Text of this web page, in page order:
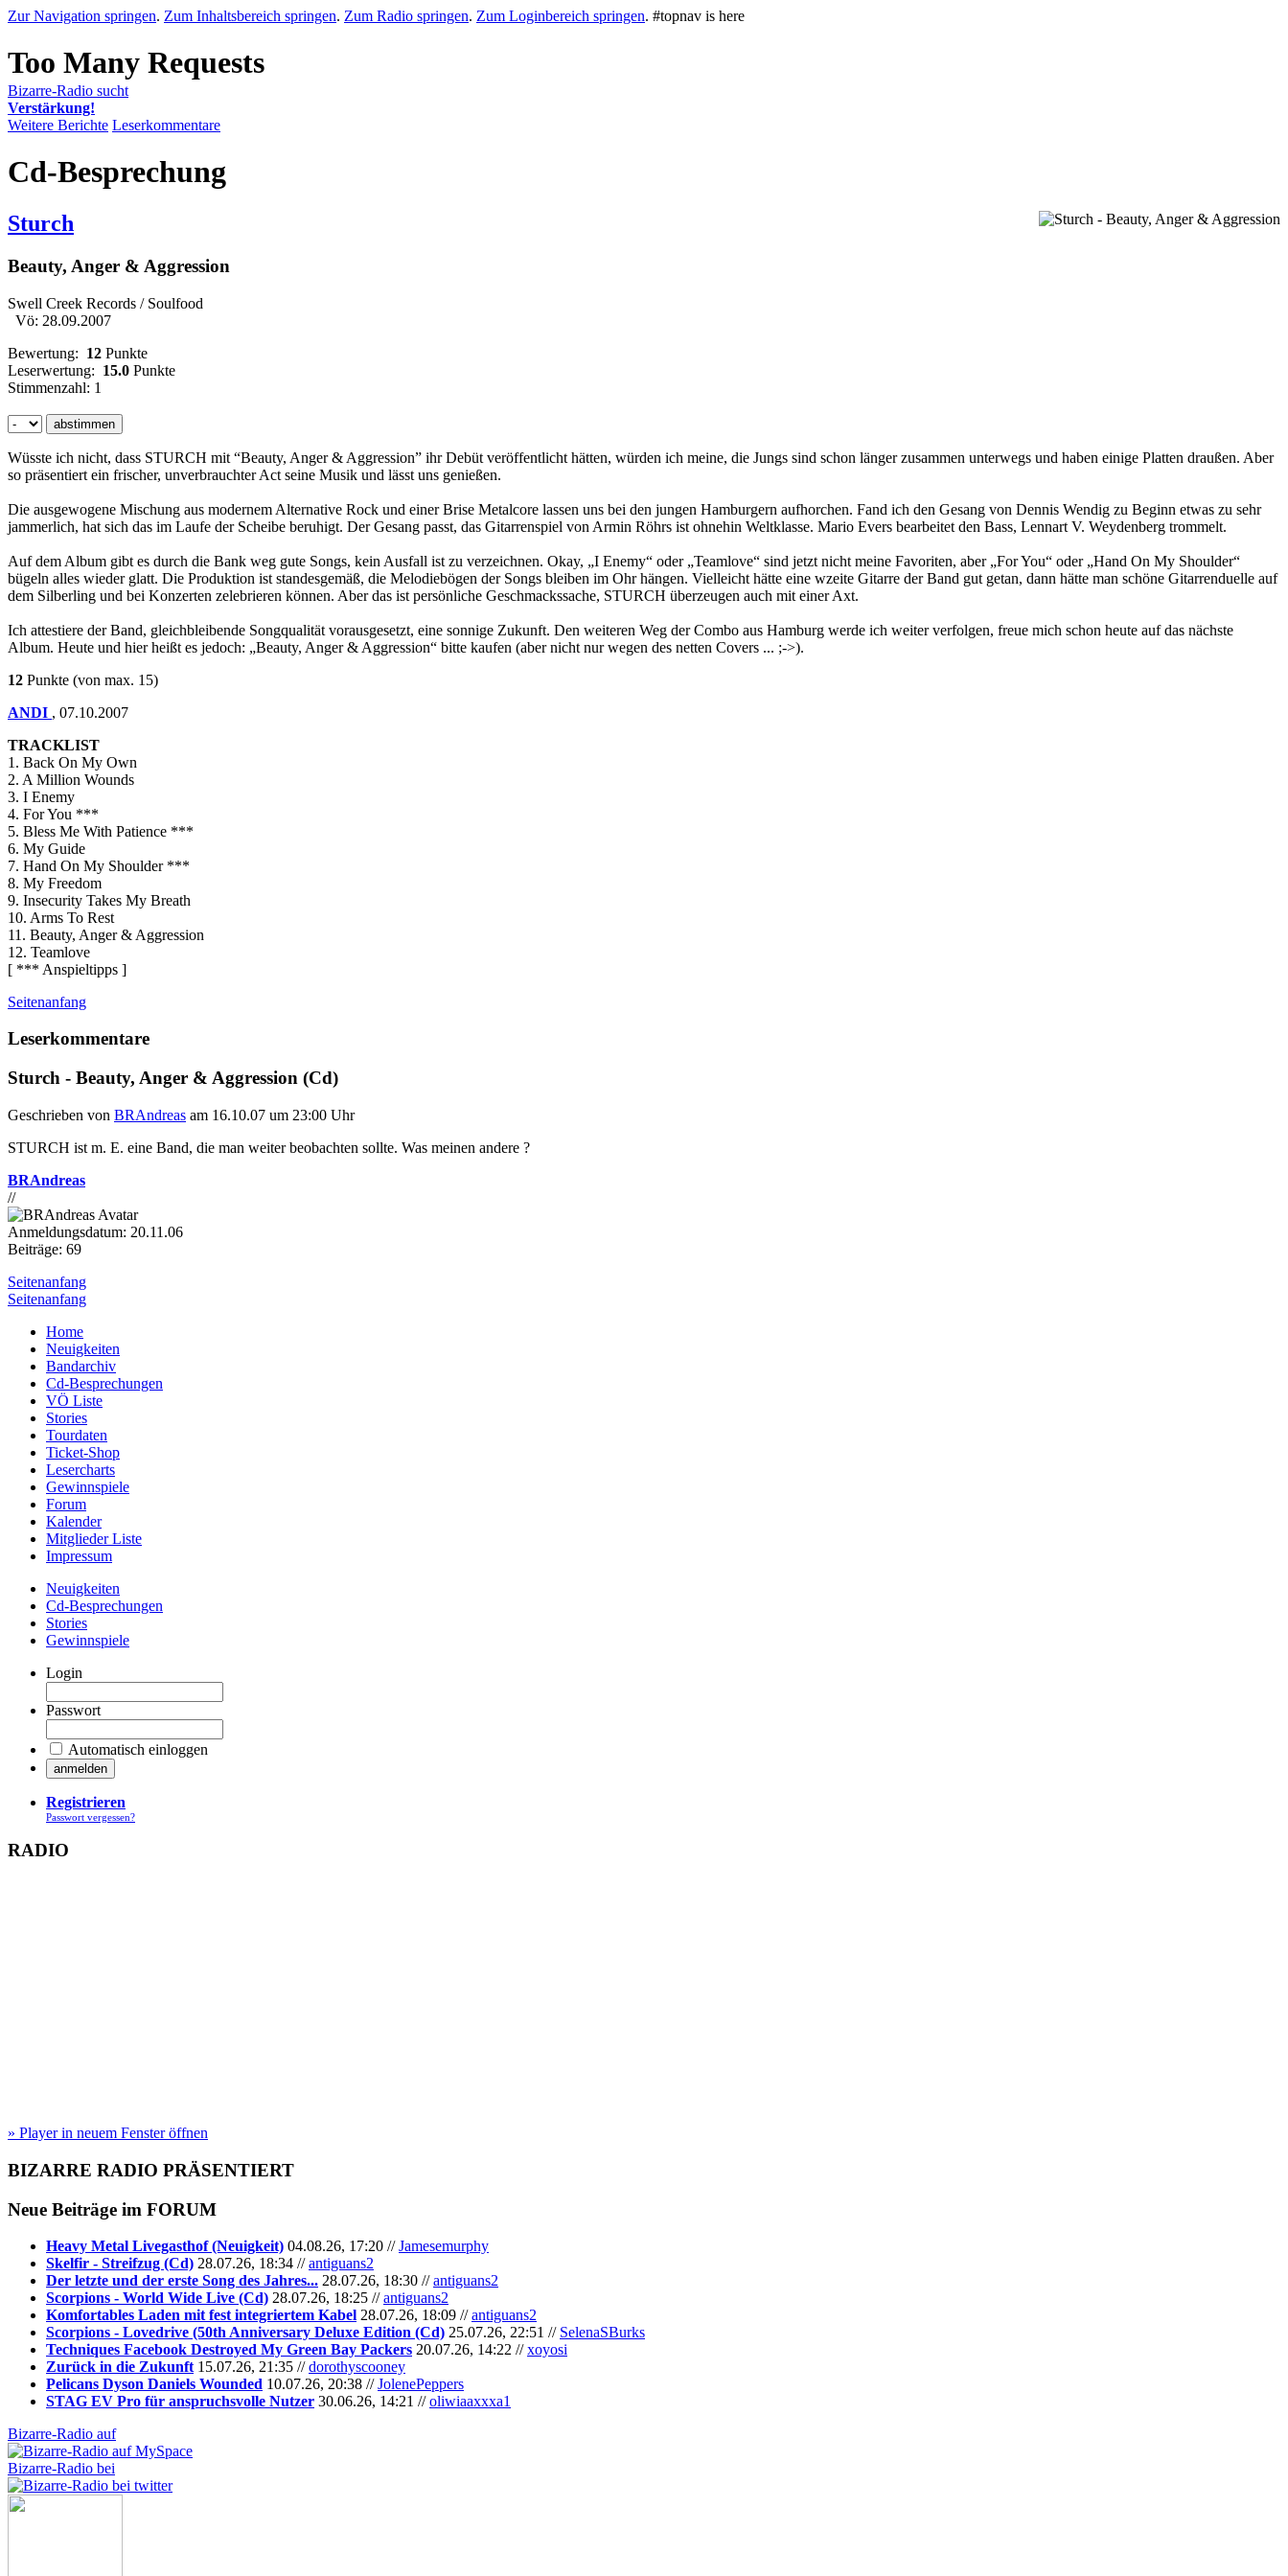
Zur Navigation springen. Zum Inhaltsbereich springen. Zum Radio springen. Zum Loginbereich springen. #topnav is here
Bizarre-Radio sucht
Verstärkung!
Weitere Berichte Leserkommentare
Cd-Besprechung
Sturch
Beauty, Anger & Aggression
Swell Creek Records / Soulfood
Vö: 28.09.2007
Bewertung: 12 Punkte
Leserwertung: 15.0 Punkte
Stimmenzahl: 1
Wüsste ich nicht, dass STURCH mit “Beauty, Anger & Aggression” ihr Debüt veröffentlicht hätten, würden ich meine, die Jungs sind schon länger zusammen unterwegs und haben einige Platten draußen. Aber
so präsentiert ein frischer, unverbrauchter Act seine Musik und lässt uns genießen.
Die ausgewogene Mischung aus modernem Alternative Rock und einer Brise Metalcore lassen uns bei den jungen Hamburgern aufhorchen. Fand ich den Gesang von Dennis Wendig zu Beginn etwas zu sehr
jammerlich, hat sich das im Laufe der Scheibe beruhigt. Der Gesang passt, das Gitarrenspiel von Armin Röhrs ist ohnehin Weltklasse. Mario Evers bearbeitet den Bass, Lennart V. Weydenberg trommelt.
Auf dem Album gibt es durch die Bank weg gute Songs, kein Ausfall ist zu verzeichnen. Okay, „I Enemy“ oder „Teamlove“ sind jetzt nicht meine Favoriten, aber „For You“ oder „Hand On My Shoulder“
bügeln alles wieder glatt. Die Produktion ist standesgemäß, die Melodiebögen der Songs bleiben im Ohr hängen. Vielleicht hätte eine wzeite Gitarre der Band gut getan, dann hätte man schöne Gitarrenduelle auf
dem Silberling und bei Konzerten zelebrieren können. Aber das ist persönliche Geschmackssache, STURCH überzeugen auch mit einer Axt.
Ich attestiere der Band, gleichbleibende Songqualität vorausgesetzt, eine sonnige Zukunft. Den weiteren Weg der Combo aus Hamburg werde ich weiter verfolgen, freue mich schon heute auf das nächste
Album. Heute und hier heißt es jedoch: „Beauty, Anger & Aggression“ bitte kaufen (aber nicht nur wegen des netten Covers ... ;->).
12 Punkte (von max. 15)
ANDI , 07.10.2007
TRACKLIST
1. Back On My Own
2. A Million Wounds
3. I Enemy
4. For You ***
5. Bless Me With Patience ***
6. My Guide
7. Hand On My Shoulder ***
8. My Freedom
9. Insecurity Takes My Breath
10. Arms To Rest
11. Beauty, Anger & Aggression
12. Teamlove
[ *** Anspieltipps ]
Seitenanfang
Leserkommentare
Sturch - Beauty, Anger & Aggression (Cd)
Geschrieben von BRAndreas am 16.10.07 um 23:00 Uhr
STURCH ist m. E. eine Band, die man weiter beobachten sollte. Was meinen andere ?
BRAndreas
//
Anmeldungsdatum: 20.11.06
Beiträge: 69
Seitenanfang
Seitenanfang
Home
Neuigkeiten
Bandarchiv
Cd-Besprechungen
VÖ Liste
Stories
Tourdaten
Ticket-Shop
Lesercharts
Gewinnspiele
Forum
Kalender
Mitglieder Liste
Impressum
Neuigkeiten
Cd-Besprechungen
Stories
Gewinnspiele
Login
Passwort
Automatisch einloggen
Registrieren
Passwort vergessen?
RADIO
» Player in neuem Fenster öffnen
BIZARRE RADIO PRÄSENTIERT
Neue Beiträge im FORUM
Heavy Metal Livegasthof (Neuigkeit) 04.08.26, 17:20 //Jamesemurphy
Skelfir - Streifzug (Cd) 28.07.26, 18:34 //antiguans2
Der letzte und der erste Song des Jahres... 28.07.26, 18:30 //antiguans2
Scorpions - World Wide Live (Cd) 28.07.26, 18:25 //antiguans2
Komfortables Laden mit fest integriertem Kabel 28.07.26, 18:09 //antiguans2
Scorpions - Lovedrive (50th Anniversary Deluxe Edition (Cd) 25.07.26, 22:51 // SelenaSBurks
Techniques Facebook Destroyed My Green Bay Packers 20.07.26, 14:22 //xoyosi
Zurück in die Zukunft 15.07.26, 21:35 //dorothyscooney
Pelicans Dyson Daniels Wounded 10.07.26, 20:38 //JolenePeppers
STAG EV Pro für anspruchsvolle Nutzer 30.06.26, 14:21 //oliwiaaxxxa1
Bizarre-Radio auf
Bizarre-Radio bei